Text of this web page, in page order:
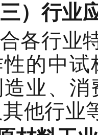
三）行业
各行业
的中试
业、
他行业